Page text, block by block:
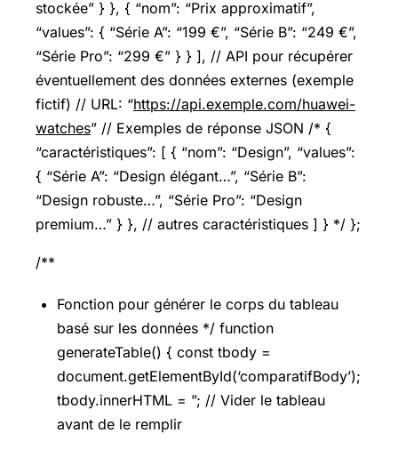
stockée” } }, { “nom”: “Prix approximatif”,
“values”: { “Série A”: “199 €”, “Série B”: “249 €”,
“Série Pro”: “299 €” } } ], // API pour récupérer
éventuellement des données externes (exemple
fictif) // URL: “https://api.exemple.com/huawei-
watches” // Exemples de réponse JSON /* {
“caractéristiques”: [ { “nom”: “Design”, “values”:
{ “Série A”: “Design élégant…”, “Série B”:
“Design robuste…”, “Série Pro”: “Design
premium…” } }, // autres caractéristiques ] } */ };
/**
Fonction pour générer le corps du tableau
basé sur les données */ function
generateTable() { const tbody =
document.getElementById(‘comparatifBody’);
tbody.innerHTML = ”; // Vider le tableau
avant de le remplir